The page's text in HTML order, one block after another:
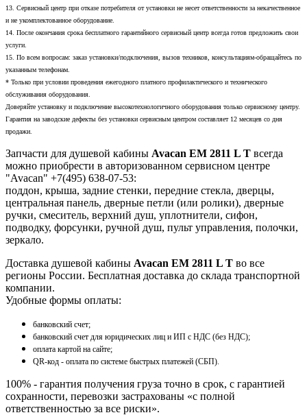
13. Сервисный центр при отказе потребителя от установки не несет ответственности за некачественное
и не укомплектованное оборудование.
14. После окончания срока бесплатного гарантийного сервисный центр всегда готов предложить свои
услуги.
15. По всем вопросам: заказ установки/подключения, вызов техников, консультациям-обращайтесь по
указанным телефонам.
* Только при условии проведения ежегодного платного профилактического и технического
обслуживания оборудования.
Доверяйте установку и подключение высокотехнологичного оборудования только сервисному центру.
Гарантия на заводские дефекты без установки сервисным центром составляет 12 месяцев со дня
продажи.
Запчасти для душевой кабины Avacan EM 2811 L T всегда
можно приобрести в авторизованном сервисном центре
"Avacan" +7(495) 638-07-53:
поддон, крыша, задние стенки, передние стекла, дверцы,
центральная панель, дверные петли (или ролики), дверные
ручки, смеситель, верхний душ, уплотнители, сифон,
подводку, форсунки, ручной душ, пульт управления, полочки,
зеркало.
Доставка душевой кабины Avacan EM 2811 L T во все
регионы России. Бесплатная доставка до склада транспортной
компании.
Удобные формы оплаты:
банковский счет;
банковский счет для юридических лиц и ИП с НДС (без НДС);
оплата картой на сайте;
QR-код - оплата по системе быстрых платежей (СБП).
100% - гарантия получения груза точно в срок, с гарантией
сохранности, перевозки застрахованы «с полной
ответственностью за все риски».